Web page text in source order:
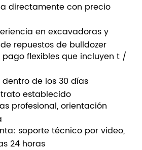
directamente con precio
en excavadoras y
repuestos de bulldozer
flexibles que incluyen t /
de los 30 días
establecido
profesional, orientación
soporte técnico por video,
24 horas